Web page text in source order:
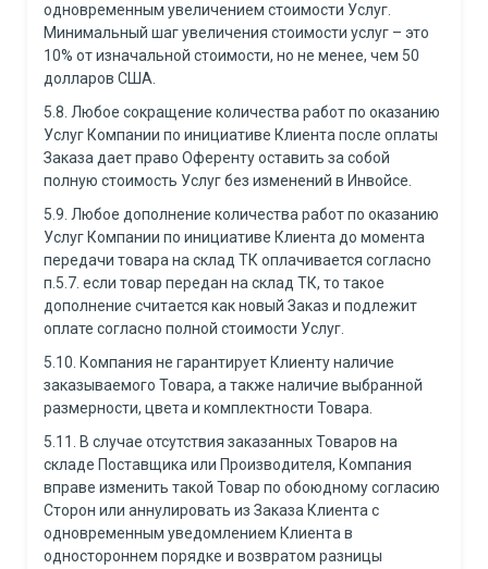
одновременным увеличением стоимости Услуг.
Минимальный шаг увеличения стоимости услуг – это
10% от изначальной стоимости, но не менее, чем 50
долларов США.
5.8. Любое сокращение количества работ по оказанию
Услуг Компании по инициативе Клиента после оплаты
Заказа дает право Оференту оставить за собой
полную стоимость Услуг без изменений в Инвойсе.
5.9. Любое дополнение количества работ по оказанию
Услуг Компании по инициативе Клиента до момента
передачи товара на склад ТК оплачивается согласно
п.5.7. если товар передан на склад ТК, то такое
дополнение считается как новый Заказ и подлежит
оплате согласно полной стоимости Услуг.
5.10. Компания не гарантирует Клиенту наличие
заказываемого Товара, а также наличие выбранной
размерности, цвета и комплектности Товара.
5.11. В случае отсутствия заказанных Товаров на
складе Поставщика или Производителя, Компания
вправе изменить такой Товар по обоюдному согласию
Сторон или аннулировать из Заказа Клиента с
одновременным уведомлением Клиента в
одностороннем порядке и возвратом разницы